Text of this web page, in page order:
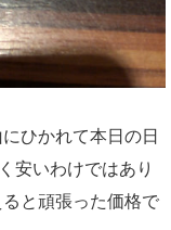
ひかれて本日の日
安いわけではあり
と頑張った価格で